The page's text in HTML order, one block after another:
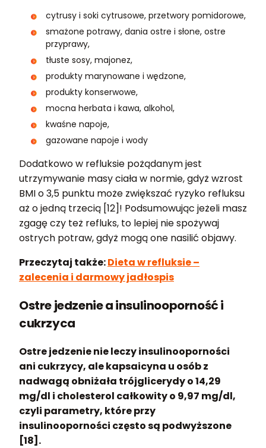
cytrusy i soki cytrusowe, przetwory pomidorowe,
smażone potrawy, dania ostre i słone, ostre
przyprawy,
tłuste sosy, majonez,
produkty marynowane i wędzone,
produkty konserwowe,
mocna herbata i kawa, alkohol,
kwaśne napoje,
gazowane napoje i wody
Dodatkowo w refluksie pożądanym jest
utrzymywanie masy ciała w normie, gdyż wzrost
BMI o 3,5 punktu może zwiększać ryzyko refluksu
aż o jedną trzecią [12]! Podsumowując jeżeli masz
zgagę czy też refluks, to lepiej nie spożywaj
ostrych potraw, gdyż mogą one nasilić objawy.
Przeczytaj także:Dieta w refluksie –
zalecenia i darmowy jadłospis
Ostre jedzenie a insulinooporność i
cukrzyca
Ostre jedzenie nie leczy insulinooporności
ani cukrzycy, ale kapsaicyna u osób z
nadwagą obniżała trójglicerydy o 14,29
mg/dl i cholesterol całkowity o 9,97 mg/dl,
czyli parametry, które przy
insulinooporności często są podwyższone
[18].